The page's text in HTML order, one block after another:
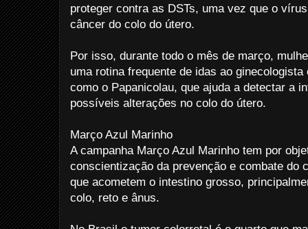
proteger contra as DSTs, uma vez que o
câncer do colo do útero.
Por isso, durante todo o mês de março,
uma rotina frequente de idas ao
como o Papanicolau, que ajuda a detectar a
possíveis alterações no colo do útero.
Março Azul Marinho
A campanha Março Azul Marinho tem por
conscientização da prevenção e combate do
que acometem o intestino grosso,
colo, reto e ânus.